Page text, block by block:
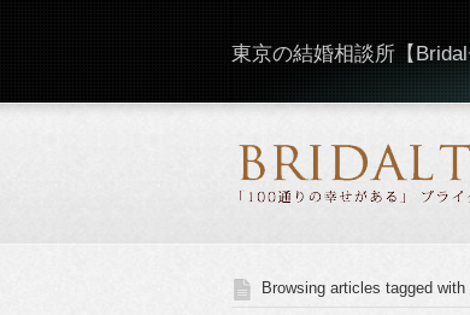
東京の結婚相談所【
Browsing articles tagged with